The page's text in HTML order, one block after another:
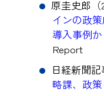
原圭史郎（
インの政
導入事例
Report
日経新聞
略課、政